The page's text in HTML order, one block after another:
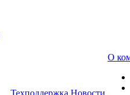
Техподдержка Новости
О